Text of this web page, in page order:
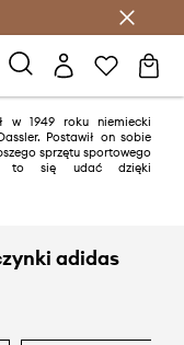
w 1949 roku niemiecki
Postawił on sobie
sprzętu sportowego
to się udać dzięki
adidas